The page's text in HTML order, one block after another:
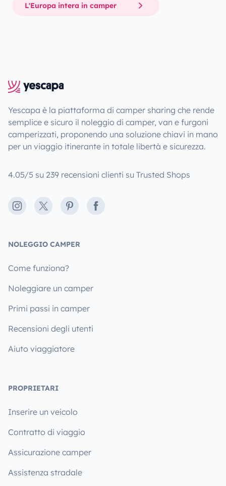
L'Europa intera in camper
Yescapa è la piattaforma di camper sharing che rende
semplice e sicuro il noleggio di camper, van e furgoni
camperizzati, proponendo una soluzione chiavi in mano
per un viaggio itinerante in totale libertà e sicurezza.
4.05/5 su 239 recensioni clienti su Trusted Shops
Instagram
X PinterestFacebook
NOLEGGIO CAMPER
Come funziona?
Noleggiare un camper
Primi passi in camper
Recensioni degli utenti
Aiuto viaggiatore
PROPRIETARI
Inserire un veicolo
Contratto di viaggio
Assicurazione camper
Assistenza stradale